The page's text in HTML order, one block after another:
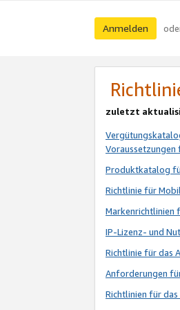
Anmelden
zuletzt
Voraussetzungen
Produktkatalog
Richtlinie für
Markenrichtlinien
IP-Lizenz- und
Richtlinie für das
Anforderungen
Richtlinien für